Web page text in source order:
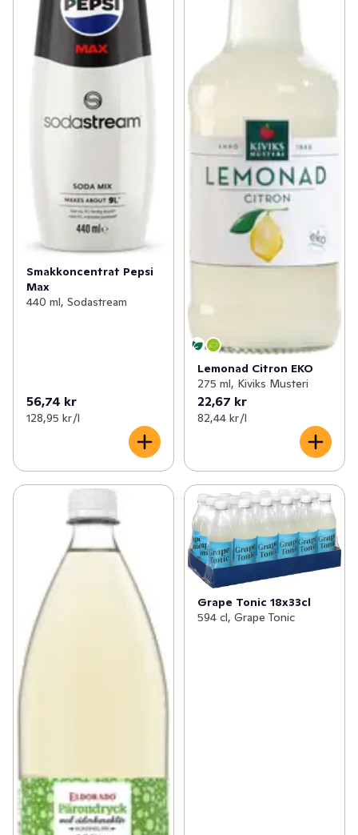
Smakkoncentrat Pepsi
Max
440 ml, Sodastream
56,74 kr
128,95 kr /l
Lemonad Citron EKO
275 ml, Kiviks Musteri
22,67 kr
82,44 kr /l
Grape Tonic 18x33cl
594 cl, Grape Tonic